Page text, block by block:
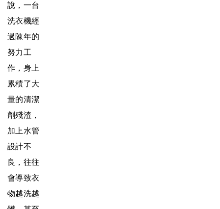
說，一台
洗衣機經
過陳年的
努力工
作，身上
累積了大
量的清潔
劑殘渣，
加上水管
設計不
良，往往
會導致衣
物越洗越